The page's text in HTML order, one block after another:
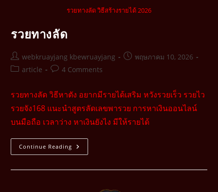
รวยทางลัด วิธีสร้างรายได้ 2026
รวยทางลัด
webkruayjang kbewruayjang
พฤษภาคม 10, 2026
article
4 Comments
รวยทางลัด วิธีหาตัง อยากมีรายได้เสริม หวังรวยเร็ว รวยไว
รวยจัง168 แนะนำสูตรลัดเลขพารวย การหาเงินออนไลน์
บนมือถือ เวลาว่าง หาเงินยังไง มีให้รายได้
Continue Reading